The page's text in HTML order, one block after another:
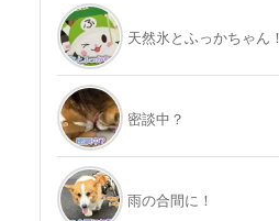
天然氷とふっかちゃん！
密談中？
雨の合間に！